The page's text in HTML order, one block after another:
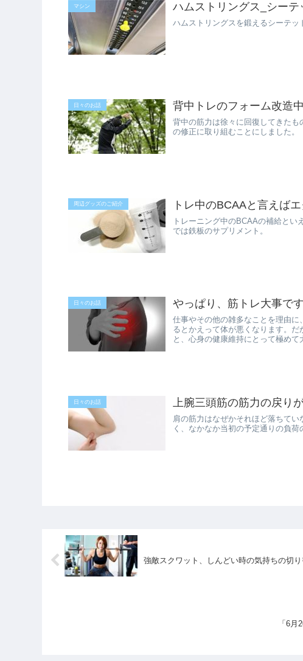
マシン ハムストリングス_シー
ハムストリングスを鍛えるシーテッ
日々のお話 背中トレのフォーム改造中
背中の筋力は徐々に回復してきた
の修正に取り組むことにしました。
周辺グッズのご紹介 トレ中のBCAAと言えば
トレーニング中のBCAAの補給と
では鉄板のサプリメント。
日々のお話 やっぱり、筋トレ大事です
仕事やその他の雑多なことを理由
るとかえって体が悪くなります。
と、心身の健康維持にとって極めて
日々のお話 上腕三頭筋の筋力の戻り
肩の筋力はなぜかそれほど落ちて
く、なかなか当初の予定通りの負荷
強敵スクワット、しんどい時の気持ちの切
「6